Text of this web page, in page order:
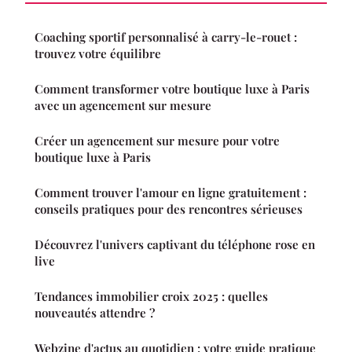
Coaching sportif personnalisé à carry-le-rouet :
trouvez votre équilibre
Comment transformer votre boutique luxe à Paris
avec un agencement sur mesure
Créer un agencement sur mesure pour votre
boutique luxe à Paris
Comment trouver l'amour en ligne gratuitement :
conseils pratiques pour des rencontres sérieuses
Découvrez l'univers captivant du téléphone rose en
live
Tendances immobilier croix 2025 : quelles
nouveautés attendre ?
Webzine d'actus au quotidien : votre guide pratique